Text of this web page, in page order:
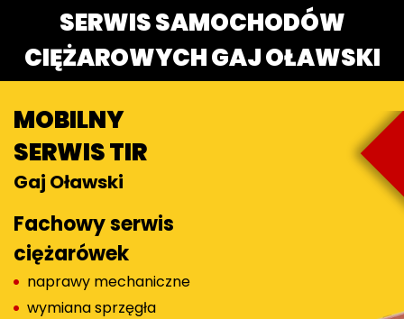
SERWIS SAMOCHODÓW
CIĘŻAROWYCH GAJ OŁAWSKI
MOBILNY
SERWIS TIR
Gaj Oławski
Fachowy serwis
ciężarówek
naprawy mechaniczne
wymiana sprzęgła